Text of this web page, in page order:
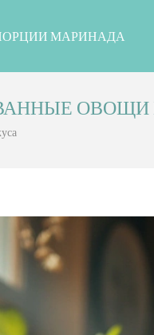
МАРИНАДА
ОВОЩИ